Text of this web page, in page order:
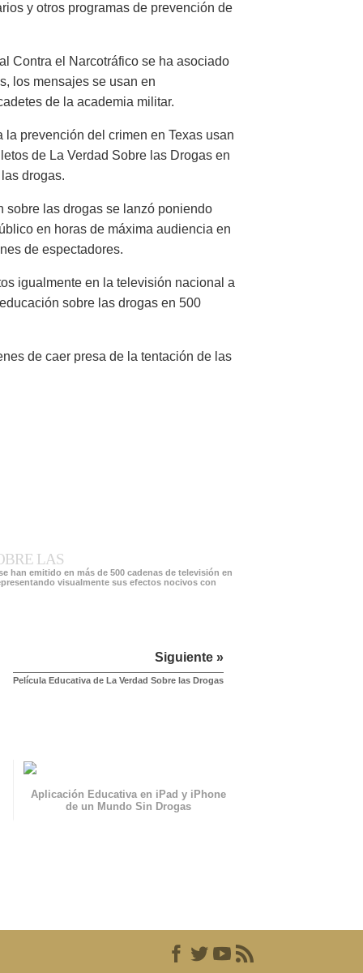
y otros programas de prevención de
Contra el Narcotráfico se ha asociado
los mensajes se usan en
de la academia militar.
prevención del crimen en Texas usan
de La Verdad Sobre las Drogas en
drogas.
sobre las drogas se lanzó poniendo
en horas de máxima audiencia en
de espectadores.
igualmente en la televisión nacional a
sobre las drogas en 500
de caer presa de la tentación de las
LAS
han emitido en más de 500 cadenas de televisión en
visualmente sus efectos nocivos con
Siguiente »
Película Educativa de La Verdad Sobre las Drogas
Aplicación Educativa en iPad y iPhone
de un Mundo Sin Drogas